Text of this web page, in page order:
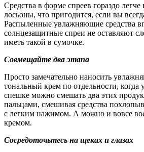
Средства в форме спреев гораздо
лосьоны, что пригодится, если вы
Распыленные увлажняющие средства
солнцезащитные спреи не оставляют
иметь такой в сумочке.
Совмещайте два этапа
Просто замечательно наносить
тональный крем по отдельности, когда
спешке можно смешать два этих
пальцами, смешивая средства
с легким нажимом. А можно и вовсе
кремом.
Сосредоточьтесь на щеках и глазах